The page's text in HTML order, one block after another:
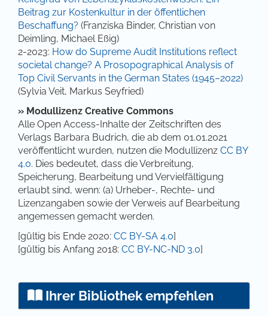
Beitrag zur Kostenkultur in der öffentlichen
Beschaffung? (Franziska Binder, Christian von
Deimling, Michael Eßig)
2-2023: How do Supreme Audit Institutions reflect
societal change? A Prosopographical Analysis of
Top Civil Servants in the German States (1945–2022)
(Sylvia Veit, Markus Seyfried)
» Modullizenz Creative Commons
Alle Open Access-Inhalte der Zeitschriften des
Verlags Barbara Budrich, die ab dem 01.01.2021
veröffentlicht wurden, nutzen die Modullizenz CC BY
4.0. Dies bedeutet, dass die Verbreitung,
Speicherung, Bearbeitung und Vervielfältigung
erlaubt sind, wenn: (a) Urheber-, Rechte- und
Lizenzangaben sowie der Verweis auf Bearbeitung
angemessen gemacht werden.
[gültig bis Ende 2020: CC BY-SA 4.0]
[gültig bis Anfang 2018: CC BY-NC-ND 3.0]
Ihrer Bibliothek empfehlen